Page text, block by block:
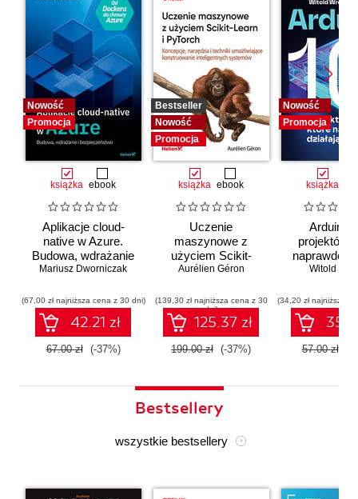
Nowość
Promocja
książka ebook
Aplikacje cloud-
native w Azure.
Budowa, wdrażanie
i bezpieczeństwo
Mariusz Dworniczak
(67,00 zł najniższa cena z 30 dni)
42.21 zł
67.00 zł (-37%)
Bestseller
Nowość
Promocja
książka ebook
Uczenie
maszynowe z
użyciem Scikit-
Learn i PyTorch.
narzędzia i techniki
umożliwiające
konstruowanie
inteligentnych
systemów
Aurélien Géron
(139,30 zł najniższa cena z 30
dni)
125.37 zł
199.00 zł (-37%)
Nowość
Promocja
książka
Arduino.
projektów,
naprawdę
Witold
(34,20 zł najniższa
57.00 zł
Bestsellery
wszystkie bestsellery